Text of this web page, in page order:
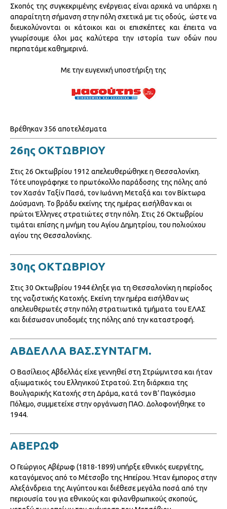
Σκοπός της συγκεκριμένης ενέργειας είναι αρχικά να υπάρχει η
απαραίτητη σήμανση στην πόλη σχετικά με τις οδούς, ώστε να
διευκολύνονται οι κάτοικοι και οι επισκέπτες και έπειτα να
γνωρίσουμε όλοι μας καλύτερα την ιστορία των οδών που
περπατάμε καθημερινά.
Με την ευγενική υποστήριξη της
Βρέθηκαν 356 αποτελέσματα
26ης ΟΚΤΩΒΡΙΟΥ
Στις 26 Οκτωβρίου 1912 απελευθερώθηκε η Θεσσαλονίκη.
Τότε υπογράφηκε το πρωτόκολλο παράδοσης της πόλης από
τον Χασάν Ταξίν Πασά, τον Ιωάννη Μεταξά και τον Βίκτωρα
Δούσμανη. Το βράδυ εκείνης της ημέρας εισήλθαν και οι
πρώτοι Έλληνες στρατιώτες στην πόλη. Στις 26 Οκτωβρίου
τιμάται επίσης η μνήμη του Αγίου Δημητρίου, του πολιούχου
αγίου της Θεσσαλονίκης.
30ης ΟΚΤΩΒΡΙΟΥ
Στις 30 Οκτωβρίου 1944 έληξε για τη Θεσσαλονίκη η περίοδος
της ναζιστικής Κατοχής. Εκείνη την ημέρα εισήλθαν ως
απελευθερωτές στην πόλη στρατιωτικά τμήματα του ΕΛΑΣ
και διέσωσαν υποδομές της πόλης από την καταστροφή.
ΑΒΔΕΛΛΑ ΒΑΣ.ΣΥΝΤΑΓΜ.
Ο Βασίλειος Αβδελλάς είχε γεννηθεί στη Στρώμνιτσα και ήταν
αξιωματικός του Ελληνικού Στρατού. Στη διάρκεια της
Βουλγαρικής Κατοχής στη Δράμα, κατά τον Β’ Παγκόσμιο
Πόλεμο, συμμετείχε στην οργάνωση ΠΑΟ. Δολοφονήθηκε το
1944.
ΑΒΕΡΩΦ
Ο Γεώργιος Αβέρωφ (1818-1899) υπήρξε εθνικός ευεργέτης,
καταγόμενος από το Μέτσοβο της Ηπείρου. Ήταν έμπορος στην
Αλεξάνδρεια της Αιγύπτου και διέθεσε μεγάλα ποσά από την
περιουσία του για εθνικούς και φιλανθρωπικούς σκοπούς,